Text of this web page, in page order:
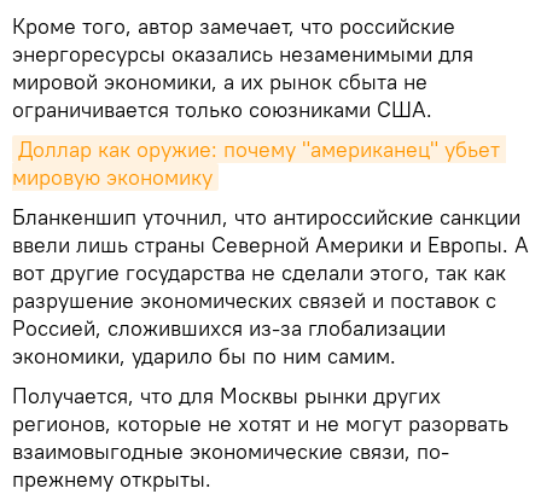
Кроме того, автор замечает, что российские
энергоресурсы оказались незаменимыми для
мировой экономики, а их рынок сбыта не
ограничивается только союзниками США.
Доллар как оружие: почему "американец" убьет
мировую экономику
Бланкеншип уточнил, что антироссийские санкции
ввели лишь страны Северной Америки и Европы. А
вот другие государства не сделали этого, так как
разрушение экономических связей и поставок с
Россией, сложившихся из-за глобализации
экономики, ударило бы по ним самим.
Получается, что для Москвы рынки других
регионов, которые не хотят и не могут разорвать
взаимовыгодные экономические связи, по-
прежнему открыты.